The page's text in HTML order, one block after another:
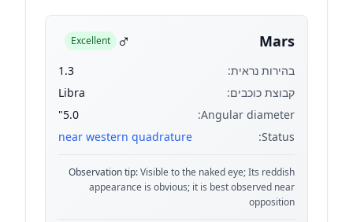
Mars
♂
Excellent
בהירות נראית:
1.3
קבוצת כוכבים:
Libra
Angular diameter:
5.0"
Status:
near western quadrature
Observation tip:Visible to the naked eye; Its reddish
appearance is obvious; it is best observed near
opposition